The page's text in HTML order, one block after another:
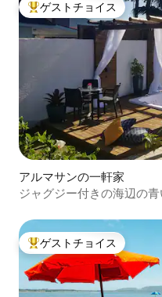
大好評のゲストチョイスで
ゲストチョイス
アルマサンの一軒家
ジャグジー付きの海辺の青
大好評のゲストチョイスで
ゲストチョイス